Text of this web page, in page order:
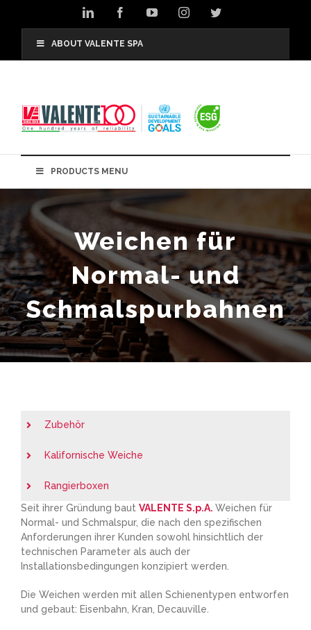
LinkedIn FacebookYouTubeInstagramTwitter
ABOUT VALENTE SPA
PRODUCTS MENU
Weichen für
Normal- und
Schmalspurbahnen
Zubehör
Kalifornische Weiche
Rangierboxen
Seit ihrer Gründung baut VALENTE S.p.A. Weichen für
Normal- und Schmalspur, die nach den spezifischen
Anforderungen ihrer Kunden sowohl hinsichtlich der
technischen Parameter als auch der
Installationsbedingungen konzipiert werden.
Die Weichen werden mit allen Schienentypen entworfen
und gebaut: Eisenbahn, Kran, Decauville.